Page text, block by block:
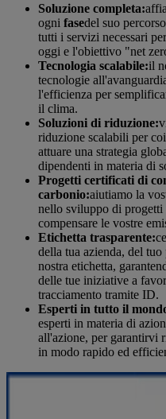
Soluzione completa:
ogni fasedel suo
tutti i servizi necessari
oggi e l'obiettivo "net
Tecnologia scalabile:il
tecnologie
l'efficienza per
il clima.
Soluzioni di riduzione:
riduzione scalabili per
attuare una strategia
dipendenti in materia di
Progetti certificati di
carbonio:aiutiamo la
nello sviluppo di
compensare le vostre
Etichetta trasparente:
della tua azienda, del
nostra etichetta,
delle tue iniziative a
tracciamento tramite ID.
Esperti in tutto il
esperti in materia di
all'azione, per garantirvi
in modo rapido ed